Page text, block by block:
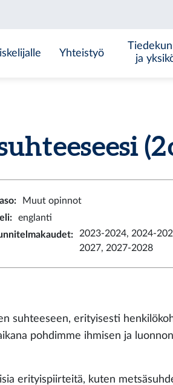
Yhteistyö
ja
(2
:
Muut opinnot
:
englanti
:
2023-2024, 2024-
2027, 2027-2028
suhteeseen, erityisesti
pohdimme ihmisen ja
erityispiirteitä, kuten